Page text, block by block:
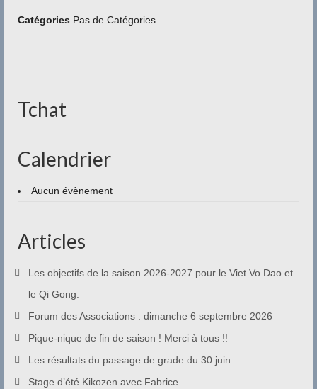
Documentation
Catégories Pas de Catégories
Tchat
Calendrier
Aucun évènement
Articles
Les objectifs de la saison 2026-2027 pour le Viet Vo Dao et
le Qi Gong.
Forum des Associations : dimanche 6 septembre 2026
Pique-nique de fin de saison ! Merci à tous !!
Les résultats du passage de grade du 30 juin.
Stage d’été Kikozen avec Fabrice